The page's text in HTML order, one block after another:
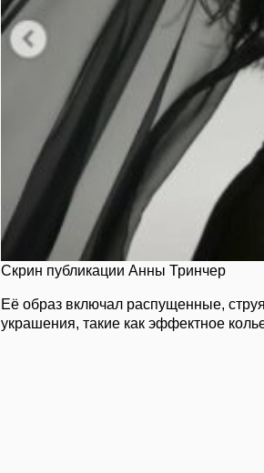
Скрин публикации Анны Тринчер
Её образ включал распущенные,
украшения, такие как эффектное